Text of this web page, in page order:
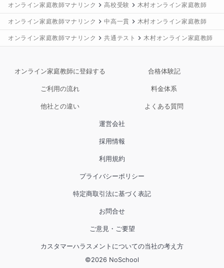
オンライン家庭教師マナリンク 高校受験 木村オンライン家庭教師
オンライン家庭教師マナリンク 中高一貫 木村オンライン家庭教師
オンライン家庭教師マナリンク 共通テスト 木村オンライン家庭教師
オンライン家庭教師に登録する 合格体験記
ご利用の流れ 料金体系
他社との違い よくある質問
運営会社
採用情報
利用規約
プライバシーポリシー
特定商取引法に基づく表記
お問合せ
ご意見・ご要望
カスタマーハラスメントについての当社の考え方
©2026 NoSchool